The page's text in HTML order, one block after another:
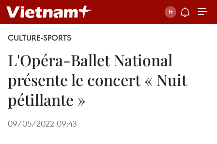
CULTURE-SPORTS
L'Opéra-Ballet National
présente le concert « Nuit
pétillante »
09/05/2022 09:43